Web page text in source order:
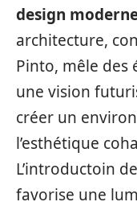
design
architecture,
Pinto, mêle des
une vision
créer un
l’esthétique
L’introductoin
favorise une